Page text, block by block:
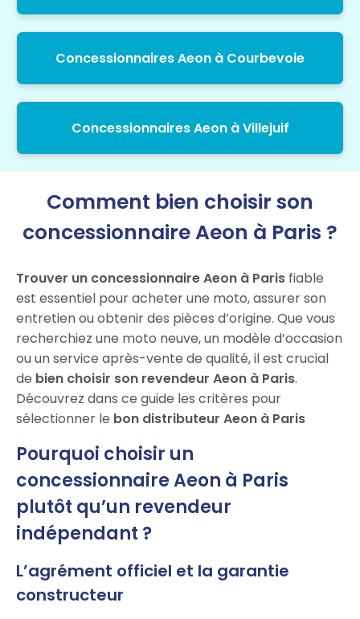
Concessionnaires Aeon à Courbevoie
Concessionnaires Aeon à Villejuif
Comment bien choisir son
concessionnaire Aeon à Paris ?
Trouver un concessionnaire Aeon à Paris fiable
est essentiel pour acheter une moto, assurer son
entretien ou obtenir des pièces d’origine. Que vous
recherchiez une moto neuve, un modèle d’occasion
ou un service après-vente de qualité, il est crucial
de bien choisir son revendeur Aeon à Paris.
Découvrez dans ce guide les critères pour
sélectionner le bon distributeur Aeon à Paris
Pourquoi choisir un
concessionnaire Aeon à Paris
plutôt qu’un revendeur
indépendant ?
L’agrément officiel et la garantie
constructeur